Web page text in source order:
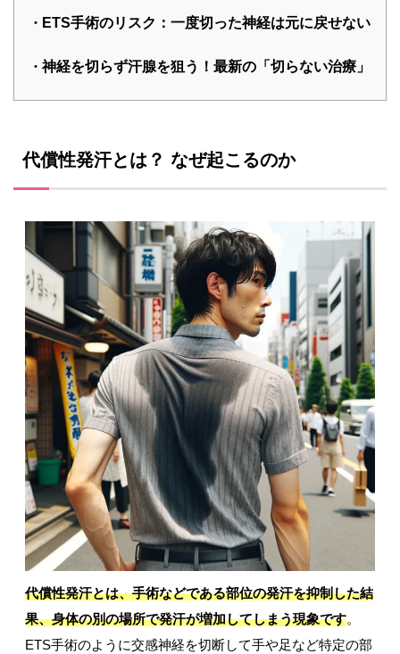
ETS手術のリスク：一度切った神経は元に戻せない
神経を切らず汗腺を狙う！最新の「切らない治療」
代償性発汗とは？ なぜ起こるのか
代償性発汗とは、手術などである部位の発汗を抑制した結
果、身体の別の場所で発汗が増加してしまう現象です。
ETS手術のように交感神経を切断して手や足など特定の部